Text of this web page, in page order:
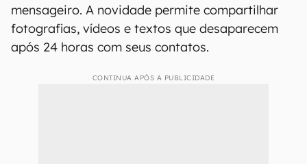
mensageiro. A novidade permite compartilhar
fotografias, vídeos e textos que desaparecem
após 24 horas com seus contatos.
CONTINUA APÓS A PUBLICIDADE